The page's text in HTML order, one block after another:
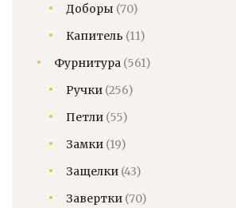
Доборы (70)
Капитель (11)
Фурнитура (561)
Ручки (256)
Петли (55)
Замки (19)
Защелки (43)
Завертки (70)